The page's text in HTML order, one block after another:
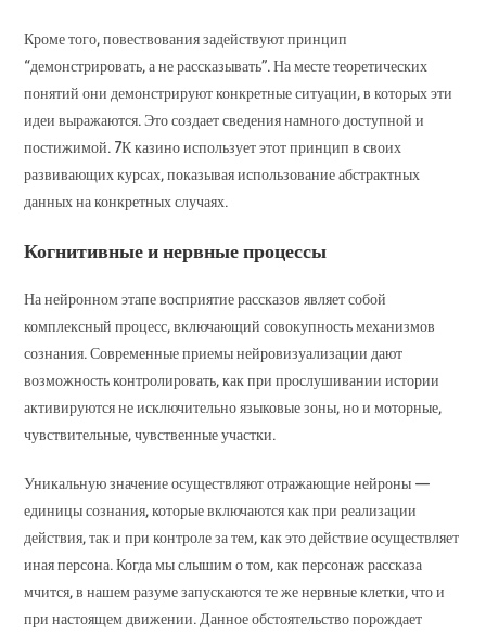
Кроме того, повествования задействуют принцип
“демонстрировать, а не рассказывать”. На месте теоретических
понятий они демонстрируют конкретные ситуации, в которых эти
идеи выражаются. Это создает сведения намного доступной и
постижимой. 7К казино использует этот принцип в своих
развивающих курсах, показывая использование абстрактных
данных на конкретных случаях.
Когнитивные и нервные процессы
На нейронном этапе восприятие рассказов являет собой
комплексный процесс, включающий совокупность механизмов
сознания. Современные приемы нейровизуализации дают
возможность контролировать, как при прослушивании истории
активируются не исключительно языковые зоны, но и моторные,
чувствительные, чувственные участки.
Уникальную значение осуществляют отражающие нейроны —
единицы сознания, которые включаются как при реализации
действия, так и при контроле за тем, как это действие осуществляет
иная персона. Когда мы слышим о том, как персонаж рассказа
мчится, в нашем разуме запускаются те же нервные клетки, что и
при настоящем движении. Данное обстоятельство порождает